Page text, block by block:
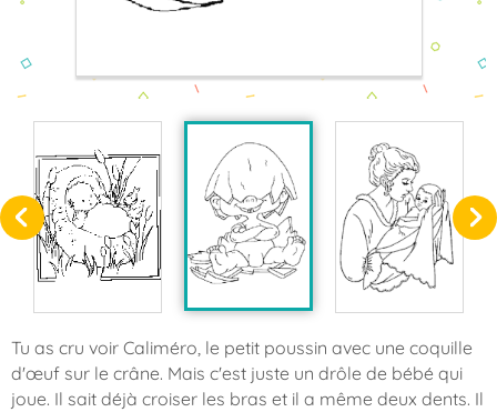
Tu as cru voir Caliméro, le petit poussin avec une coquille
d'œuf sur le crâne. Mais c'est juste un drôle de bébé qui
joue. Il sait déjà croiser les bras et il a même deux dents. Il